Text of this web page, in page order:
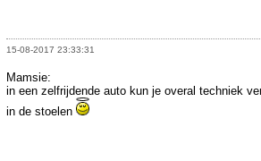
15-08-2017 23:33:31
Mamsie:
in een zelfrijdende auto kun je overal techniek
in de stoelen